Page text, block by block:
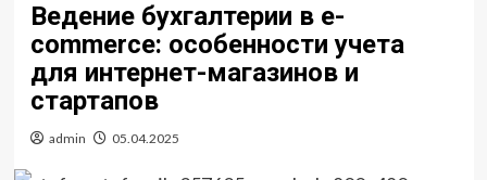
Ведение бухгалтерии в e-
commerce: особенности учета
для интернет-магазинов и
стартапов
admin 05.04.2025